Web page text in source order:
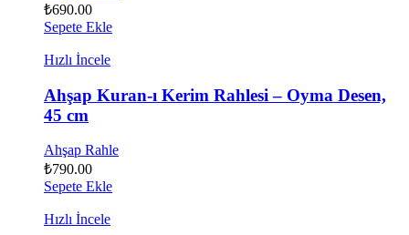
₺690.00
Sepete Ekle
Hızlı İncele
Ahşap Kuran-ı Kerim Rahlesi – Oyma Desen,
45 cm
Ahşap Rahle
₺790.00
Sepete Ekle
Hızlı İncele